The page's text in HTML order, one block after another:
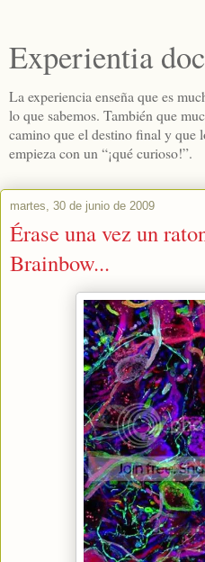
Experientia
La experiencia enseña que es
lo que sabemos. También que
camino que el destino final y que
empieza con un “¡qué curioso!”.
martes, 30 de junio de 2009
Érase una vez un
Brainbow...